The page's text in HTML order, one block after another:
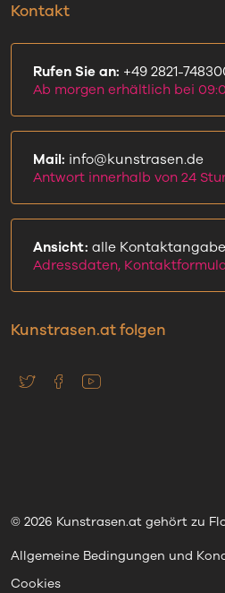
Kontakt
Rufen Sie an: +49 2821-
Ab morgen erhältlich bei
Mail: info@kunstrasen.de
Antwort innerhalb von 24
Ansicht: alle
Adressdaten,
Kunstrasen.at folgen
© 2026 Kunstrasen.at gehört zu
Allgemeine Bedingungen und
Cookies